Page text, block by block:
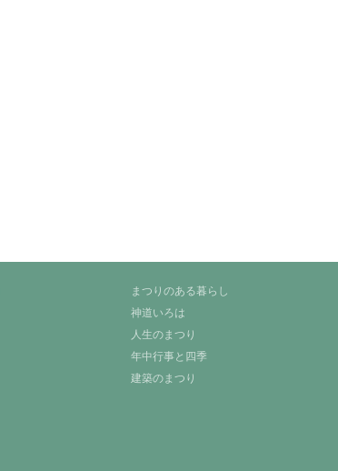
まつりのある暮らし
神道いろは
人生のまつり
年中行事と四季
建築のまつり